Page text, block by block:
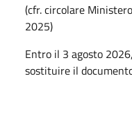
(cfr. circolare
2025)
Entro il 3 agosto
sostituire il